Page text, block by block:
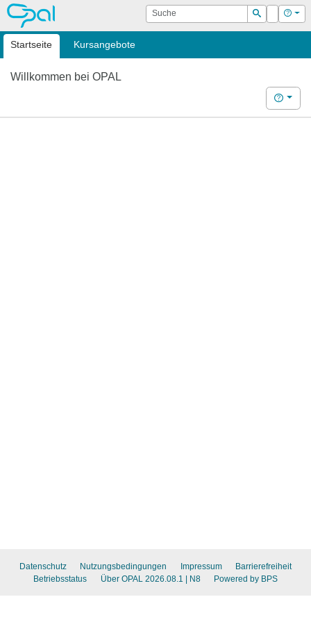
OPAL Suche
Suchen
Login Hilfe
Startseite Kursangebote
Willkommen bei OPAL
Hilfe
Datenschutz Nutzungsbedingungen Impressum
Barrierefreiheit
Betriebsstatus
Über OPAL 2026.08.1 | N8 Powered by BPS